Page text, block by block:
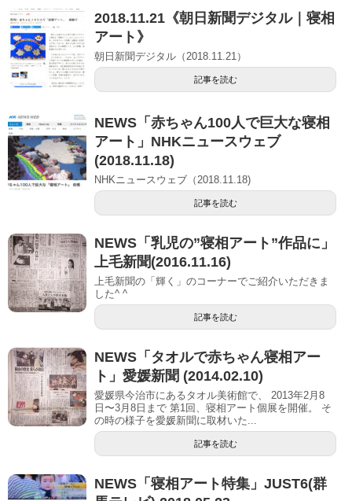
2018.11.21《朝日新聞デジタル｜寝相
アート》
朝日新聞デジタル（2018.11.21）
記事を読む
NEWS「赤ちゃん100人で巨大な寝相
アート」NHKニュースウェブ
(2018.11.18)
NHKニュースウェブ（2018.11.18)
記事を読む
NEWS「乳児の”寝相アート”作品に」
上毛新聞(2016.11.16)
上毛新聞の「輝く」のコーナーでご紹介いただきま
した^ ^
記事を読む
NEWS「タオルで赤ちゃん寝相アー
ト」愛媛新聞 (2014.02.10)
愛媛県今治市にあるタオル美術館で、 2013年2月8
日〜3月8日まで 第1回、寝相アート個展を開催。 そ
の時の様子を愛媛新聞に取材いた...
記事を読む
NEWS「寝相アート特集」JUST6(群